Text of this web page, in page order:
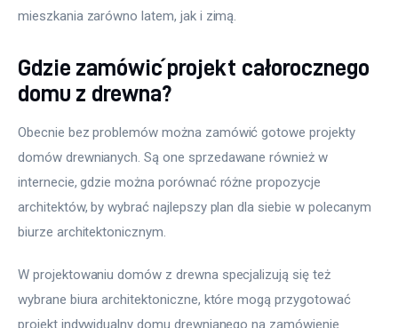
mieszkania zarówno latem, jak i zimą.
Gdzie zamówić projekt całorocznego
domu z drewna?
Obecnie bez problemów można zamówić gotowe projekty
domów drewnianych. Są one sprzedawane również w
internecie, gdzie można porównać różne propozycje
architektów, by wybrać najlepszy plan dla siebie w polecanym
biurze architektonicznym.
W projektowaniu domów z drewna specjalizują się też
wybrane biura architektoniczne, które mogą przygotować
projekt indywidualny domu drewnianego na zamówienie